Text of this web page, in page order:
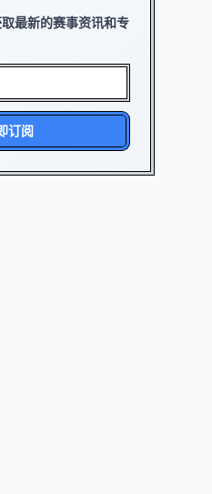
最新的赛事资讯和专
订阅